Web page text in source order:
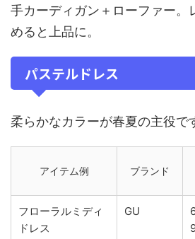
手カーディガン＋ローファー。
めると上品に。
パステルドレス
柔らかなカラーが春夏の主役で
アイテム例 ブランド
フローラルミディ
ドレス
GU